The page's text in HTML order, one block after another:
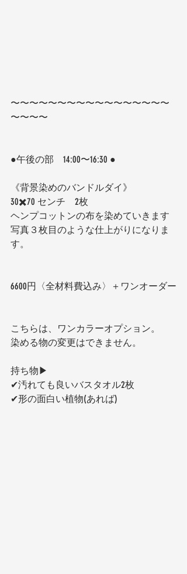
〜〜〜〜〜〜〜〜〜〜〜〜〜〜〜〜〜
〜〜〜〜
●午後の部　14:00〜16:30 ●
《背景染めのバンドルダイ》
30✖️70 センチ　2枚
ヘンプコットンの布を染めていきます
写真３枚目のような仕上がりになりま
す。
6600円〈全材料費込み〉＋ワンオーダー
こちらは、ワンカラーオプション。
染める物の変更はできません。
持ち物▶︎
✔︎汚れても良いバスタオル2枚
✔︎形の面白い植物(あれば)